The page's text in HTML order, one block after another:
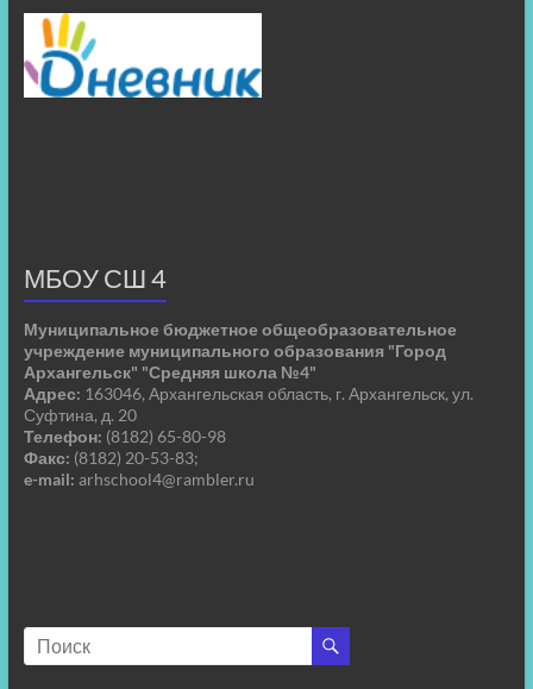
МБОУ СШ 4
Муниципальное бюджетное общеобразовательное
учреждение муниципального образования "Город
Архангельск" "Средняя школа №4"
Адрес: 163046, Архангельская область, г. Архангельск, ул.
Суфтина, д. 20
Телефон: (8182) 65-80-98
Факс: (8182) 20-53-83;
e-mail: arhschool4@rambler.ru